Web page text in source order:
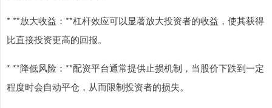
* **放大收益：**杠杆效应可以显著放大投资者的收益，使其获得
比直接投资更高的回报。
* **降低风险：**配资平台通常提供止损机制，当股价下跌到一定
程度时会自动平仓，从而限制投资者的损失。